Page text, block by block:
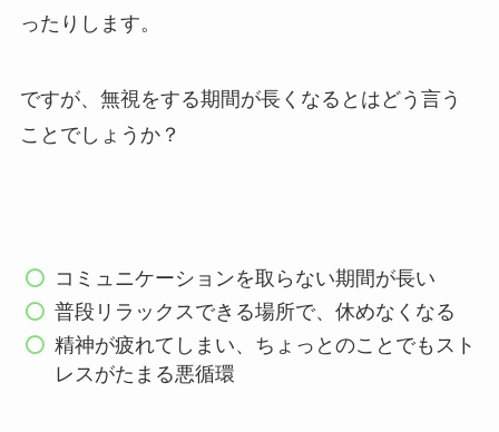
ったりします。
ですが、無視をする期間が長くなるとはどう言う
ことでしょうか？
コミュニケーションを取らない期間が長い
普段リラックスできる場所で、休めなくなる
精神が疲れてしまい、ちょっとのことでもスト
レスがたまる悪循環